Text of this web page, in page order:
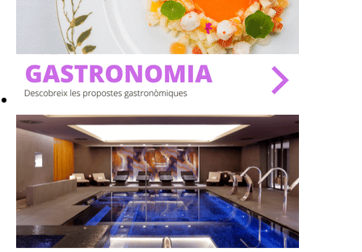
Activitats
On?